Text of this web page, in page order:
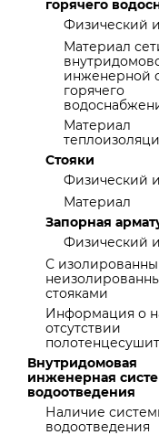
горячего
Физический
Материал
инженерной
горячего
Материал
Стояки
Физический
Материал
Запорная
Физический
С
стояками
Информация о
отсутствии
Внутридомовая
инженерная
водоотведения
Наличие
водоотведения